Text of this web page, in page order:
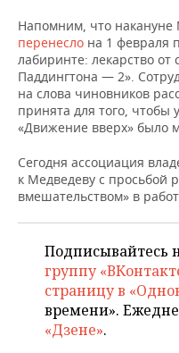
ТОРГОВЫЕ ЦЕНТРЫ
ТАТАРСТАНА
ИНВЕСТИЦИИ
МАШИНОСТРОЕНИЕ
НЕФТЕХИМИЯ
НЕФТЬ
ЭНЕРГЕТИКА
НОВОСТИ БИЗНЕСА
РОЗНИЧНАЯ
ТРАНСПОРТ
УСЛУГИ
ТЕХНОЛОГИИ
НОВОСТИ
IT
МЕДИА
МЕРОПРИЯТИЯ
НОВОСТИ
ВЫЕЗДНАЯ
БИЗНЕС-БРАНЧИ
ONLINE-
ОТКРЫТАЯ ЛЕКЦИЯ
СПОРТ
НОВОСТИ СПОРТА
ФУТБОЛ
ХОККЕЙ
БАСКЕТБОЛ
ВОЛЕЙБОЛ
ОБЩЕСТВО
НОВОСТИ ОБЩЕСТВА
ВЛАСТЬ
ИНФРАСТРУКТУРА
ИСТОРИЯ
ФОТОГАЛЕРЕЯ
СЮЖЕТЫ
СПРАВОЧНИК
СПИСОК ПЕРСОН
ПОЛНАЯ ВЕРСИЯ
Напомним, что накануне
перенесло на 1 февраля
лабиринте: лекарство
Паддингтона — 2».
на слова чиновников
принята для того, чтобы
«Движение вверх» было
Сегодня ассоциация
к Медведеву с просьбой
вмешательством» в
Подписывайтесь
группу
страницу в
времени».
«Дзене».